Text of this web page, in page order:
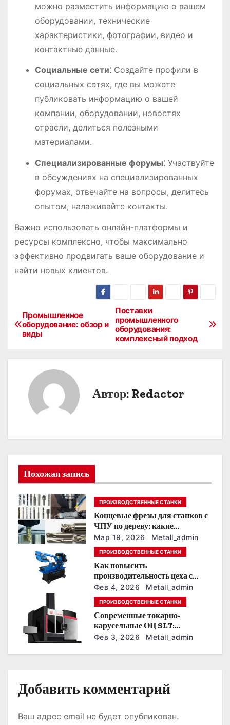
можно разместить информацию о вашем
оборудовании, технические
характеристики, фотографии, видео и
контактные данные.
Социальные сети⁚Создайте профили в
социальных сетях, где вы можете
публиковать информацию о вашей
компании, оборудовании, новостях
отрасли, делиться полезными
материалами.
Специализированные форумы⁚Участвуйте
в обсуждениях на специализированных
форумах, отвечайте на вопросы, делитесь
опытом, налаживайте контакты.
Важно использовать онлайн-платформы и
ресурсы комплексно, чтобы максимально
эффективно продвигать ваше оборудование и
найти новых клиентов.
Н
ц
я
п
о
з
Поставки
промышленного
оборудования:
комплексный подход
Промышленное
оборудование: обзор и
виды
Автор: Redactor
Похожая запись
ПРОИЗВОДСТВЕННЫЕ СТАНКИ
Концевые фрезы для станков с
ЧПУ по дереву: какие
выбирать для 3D‑резьбы,
фасадов и панно
Мар 19, 2026 Metall_admin
ПРОИЗВОДСТВЕННЫЕ СТАНКИ
Как повысить
производительность цеха с
помощью станков для резки
листового металла
Фев 4, 2026 Metall_admin
ПРОИЗВОДСТВЕННЫЕ СТАНКИ
Современные токарно-
карусельные ОЦ SLT:
автоматизация, точность и
Фев 3, 2026 Metall_admin
Добавить комментарий
Ваш адрес email не будет опубликован.